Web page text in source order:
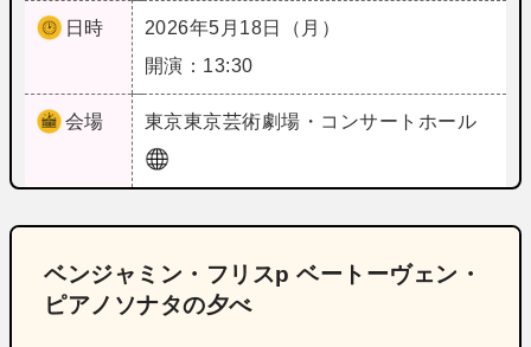
日時
2026年5月18日（月）
開演：13:30
会場 東京東京芸術劇場・コンサートホール
ベンジャミン・フリスp ベートーヴェン・
ピアノソナタの夕べ